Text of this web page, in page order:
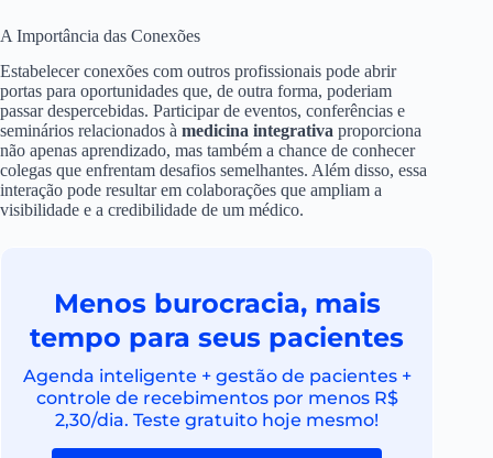
A Importância das Conexões
Estabelecer conexões com outros profissionais pode abrir
portas para oportunidades que, de outra forma, poderiam
passar despercebidas. Participar de eventos, conferências e
seminários relacionados à medicina integrativa proporciona
não apenas aprendizado, mas também a chance de conhecer
colegas que enfrentam desafios semelhantes. Além disso, essa
interação pode resultar em colaborações que ampliam a
visibilidade e a credibilidade de um médico.
Menos burocracia, mais
tempo para seus pacientes
Agenda inteligente + gestão de pacientes +
controle de recebimentos por menos R$
2,30/dia. Teste gratuito hoje mesmo!